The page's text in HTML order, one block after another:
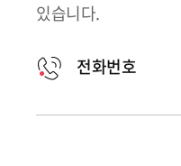
있습니다.
전화번호